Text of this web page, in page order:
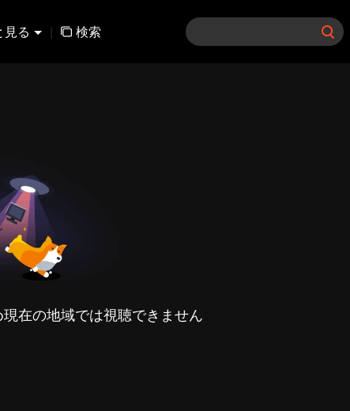
見る | 検索
在の地域では視聴できません